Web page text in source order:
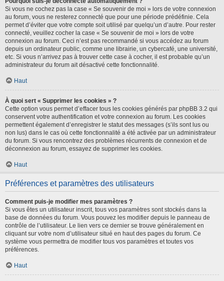
Si vous ne cochez pas la case « Se souvenir de moi » lors de votre connexion
au forum, vous ne resterez connecté que pour une période prédéfinie. Cela
permet d’éviter que votre compte soit utilisé par quelqu’un d’autre. Pour rester
connecté, veuillez cocher la case « Se souvenir de moi » lors de votre
connexion au forum. Ceci n’est pas recommandé si vous accédez au forum
depuis un ordinateur public, comme une librairie, un cybercafé, une université,
etc. Si vous n’arrivez pas à trouver cette case à cocher, il est probable qu’un
administrateur du forum ait désactivé cette fonctionnalité.
Haut
À quoi sert « Supprimer les cookies » ?
Cette option vous permet d’effacer tous les cookies générés par phpBB 3.2 qui
conservent votre authentification et votre connexion au forum. Les cookies
permettent également d’enregistrer le statut des messages (s’ils sont lus ou
non lus) dans le cas où cette fonctionnalité a été activée par un administrateur
du forum. Si vous rencontrez des problèmes récurrents de connexion et de
déconnexion au forum, essayez de supprimer les cookies.
Haut
Préférences et paramètres des utilisateurs
Comment puis-je modifier mes paramètres ?
Si vous êtes un utilisateur inscrit, tous vos paramètres sont stockés dans la
base de données du forum. Vous pouvez les modifier depuis le panneau de
contrôle de l’utilisateur. Le lien vers ce dernier se trouve généralement en
cliquant sur votre nom d’utilisateur situé en haut des pages du forum. Ce
système vous permettra de modifier tous vos paramètres et toutes vos
préférences.
Haut